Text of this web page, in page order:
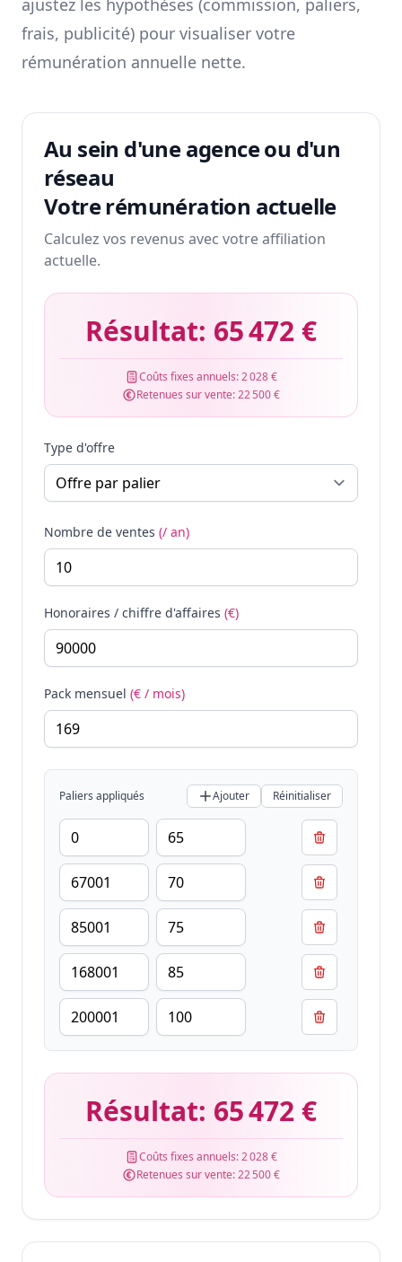
ajustez les hypothèses (commission, paliers,
frais, publicité) pour visualiser votre
rémunération annuelle nette.
Au sein d'une agence ou d'un
réseau
Votre rémunération actuelle
Calculez vos revenus avec votre affiliation
actuelle.
Résultat: 65 472 €
Coûts fixes annuels:2 028 €
Retenues sur vente:22 500 €
Type d'offre
Nombre de ventes (/ an)
Honoraires / chiffre d'affaires (€)
Pack mensuel (€ / mois)
Paliers appliqués Ajouter Réinitialiser
Résultat: 65 472 €
Coûts fixes annuels:2 028 €
Retenues sur vente:22 500 €